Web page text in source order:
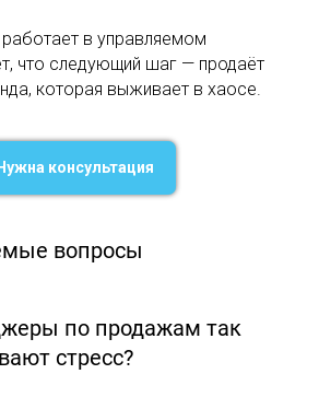
в управляемом
что следующий шаг — продаёт
которая выживает в хаосе.
Нужна консультация
вопросы
по продажам так
стресс?